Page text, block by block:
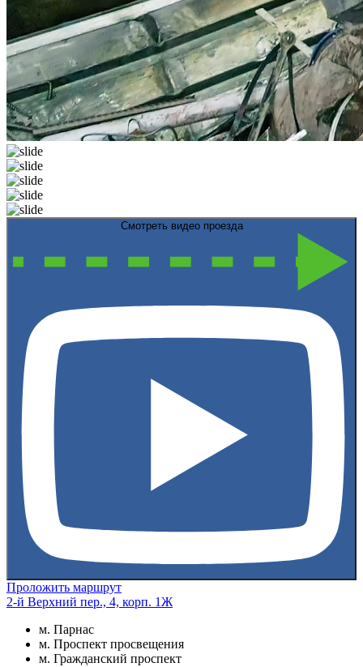
Смотреть видео проезда
Проложить маршрут
2-й Верхний пер., 4, корп. 1Ж
м. Парнас
м. Проспект просвещения
м. Гражданский проспект